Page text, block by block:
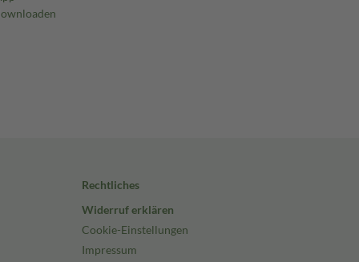
Rechtliches
Widerruf erklären
Cookie-Einstellungen
Impressum